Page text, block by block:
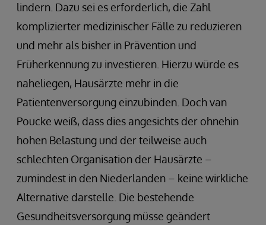
lindern. Dazu sei es erforderlich, die Zahl
komplizierter medizinischer Fälle zu reduzieren
und mehr als bisher in Prävention und
Früherkennung zu investieren. Hierzu würde es
naheliegen, Hausärzte mehr in die
Patientenversorgung einzubinden. Doch van
Poucke weiß, dass dies angesichts der ohnehin
hohen Belastung und der teilweise auch
schlechten Organisation der Hausärzte –
zumindest in den Niederlanden –­ keine wirkliche
Alternative darstelle. Die bestehende
Gesundheitsversorgung müsse geändert